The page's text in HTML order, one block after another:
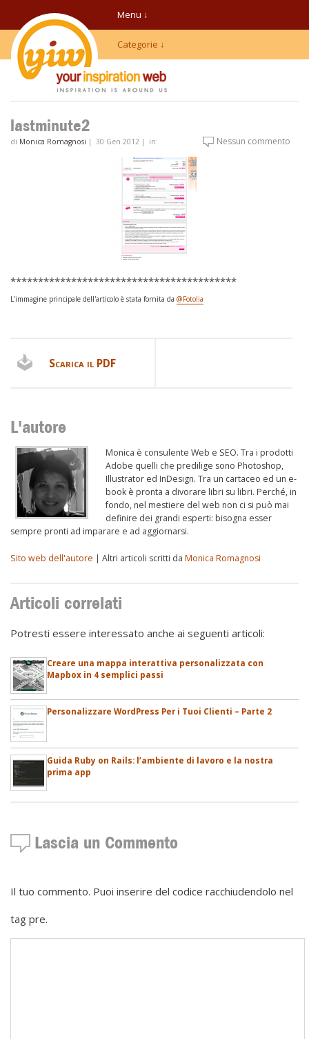
Menu ↓
Categorie ↓
lastminute2
di Monica Romagnosi | 30 Gen 2012 | in: Nessun commento
*****************************************
L'immagine principale dell'articolo è stata fornita da @Fotolia
Scarica il PDF
L'autore
Monica è consulente Web e SEO. Tra i prodotti
Adobe quelli che predilige sono Photoshop,
Illustrator ed InDesign. Tra un cartaceo ed un e-
book è pronta a divorare libri su libri. Perché, in
fondo, nel mestiere del web non ci si può mai
definire dei grandi esperti: bisogna esser
sempre pronti ad imparare e ad aggiornarsi.
Sito web dell'autore | Altri articoli scritti da Monica Romagnosi
Articoli correlati
Potresti essere interessato anche ai seguenti articoli:
Creare una mappa interattiva personalizzata con
Mapbox in 4 semplici passi
Personalizzare WordPress Per i Tuoi Clienti – Parte 2
Guida Ruby on Rails: l’ambiente di lavoro e la nostra
prima app
Lascia un Commento
Il tuo commento. Puoi inserire del codice racchiudendolo nel
tag pre.